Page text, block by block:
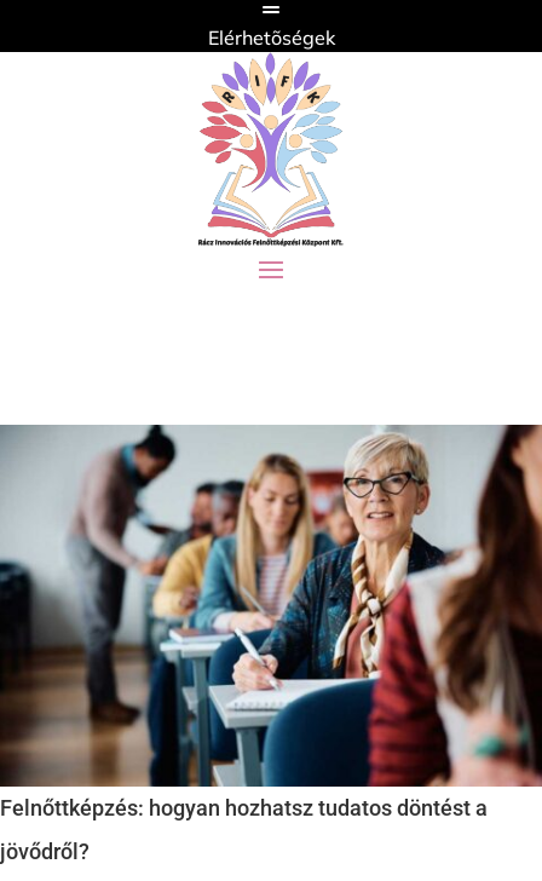
Felnőttképzés: hogyan hozhatsz tudatos döntést a
jövődről?
Elérhetõségek